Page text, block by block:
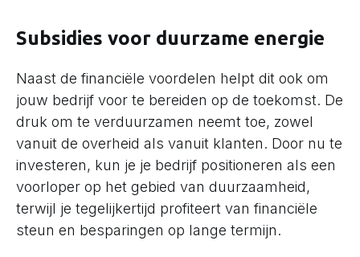
Subsidies voor duurzame energie
Naast de financiële voordelen helpt dit ook om
jouw bedrijf voor te bereiden op de toekomst. De
druk om te verduurzamen neemt toe, zowel
vanuit de overheid als vanuit klanten. Door nu te
investeren, kun je je bedrijf positioneren als een
voorloper op het gebied van duurzaamheid,
terwijl je tegelijkertijd profiteert van financiële
steun en besparingen op lange termijn.